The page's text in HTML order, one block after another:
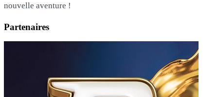
nouvelle aventure !
Partenaires